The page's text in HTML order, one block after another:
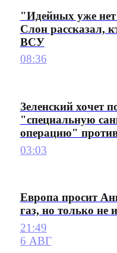
"Идейных уже
Слон рассказал,
ВСУ
08:36
Зеленский хочет
"специальную
операцию"
03:03
Европа просит
газ, но только не
21:49
6 АВГ